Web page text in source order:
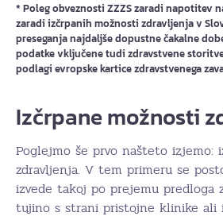
* Poleg obveznosti ZZZS zaradi napotitev
zaradi izčrpanih možnosti zdravljenja v
preseganja najdaljše dopustne čakalne
podatke vključene tudi zdravstvene
podlagi evropske kartice zdravstvenega
Izčrpane možnosti
Poglejmo še prvo našteto izjemo:
zdravljenja. V tem primeru se
izvede takoj po prejemu predloga
tujino s strani pristojne klinike ali